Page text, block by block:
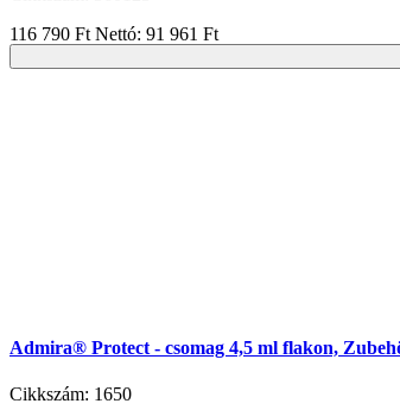
116 790 Ft Nettó: 91 961 Ft
Admira® Protect - csomag 4,5 ml flakon,
Cikkszám: 1650